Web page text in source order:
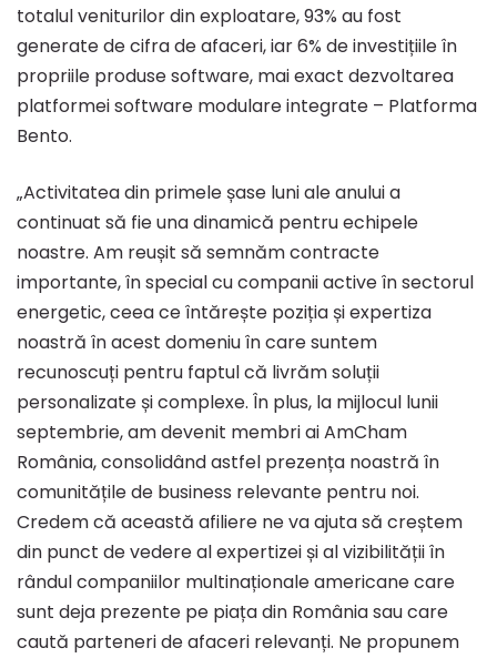
totalul veniturilor din exploatare, 93% au fost
generate de cifra de afaceri, iar 6% de investițiile în
propriile produse software, mai exact dezvoltarea
platformei software modulare integrate – Platforma
Bento.
„Activitatea din primele șase luni ale anului a
continuat să fie una dinamică pentru echipele
noastre. Am reușit să semnăm contracte
importante, în special cu companii active în sectorul
energetic, ceea ce întărește poziția și expertiza
noastră în acest domeniu în care suntem
recunoscuți pentru faptul că livrăm soluții
personalizate și complexe. În plus, la mijlocul lunii
septembrie, am devenit membri ai AmCham
România, consolidând astfel prezența noastră în
comunitățile de business relevante pentru noi.
Credem că această afiliere ne va ajuta să creștem
din punct de vedere al expertizei și al vizibilității în
rândul companiilor multinaționale americane care
sunt deja prezente pe piața din România sau care
caută parteneri de afaceri relevanți. Ne propunem